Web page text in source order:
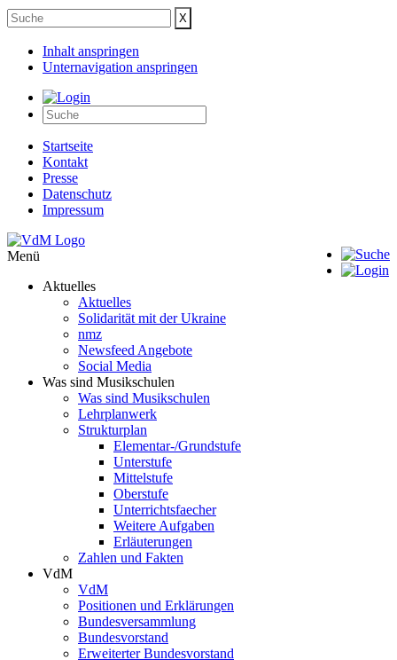
Inhalt anspringen
Unternavigation anspringen
Startseite
Kontakt
Presse
Datenschutz
Impressum
Menü
Aktuelles
Aktuelles
Solidarität mit der Ukraine
nmz
Newsfeed Angebote
Social Media
Was sind Musikschulen
Was sind Musikschulen
Lehrplanwerk
Strukturplan
Elementar-/Grundstufe
Unterstufe
Mittelstufe
Oberstufe
Unterrichtsfaecher
Weitere Aufgaben
Erläuterungen
Zahlen und Fakten
VdM
VdM
Positionen und Erklärungen
Bundesversammlung
Bundesvorstand
Erweiterter Bundesvorstand